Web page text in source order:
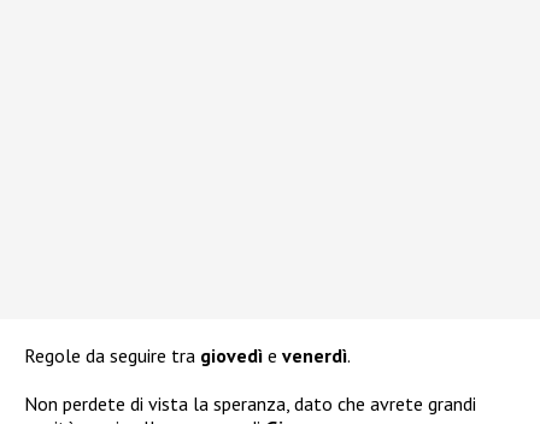
Regole da seguire tra giovedì e venerdì.
Non perdete di vista la speranza, dato che avrete grandi